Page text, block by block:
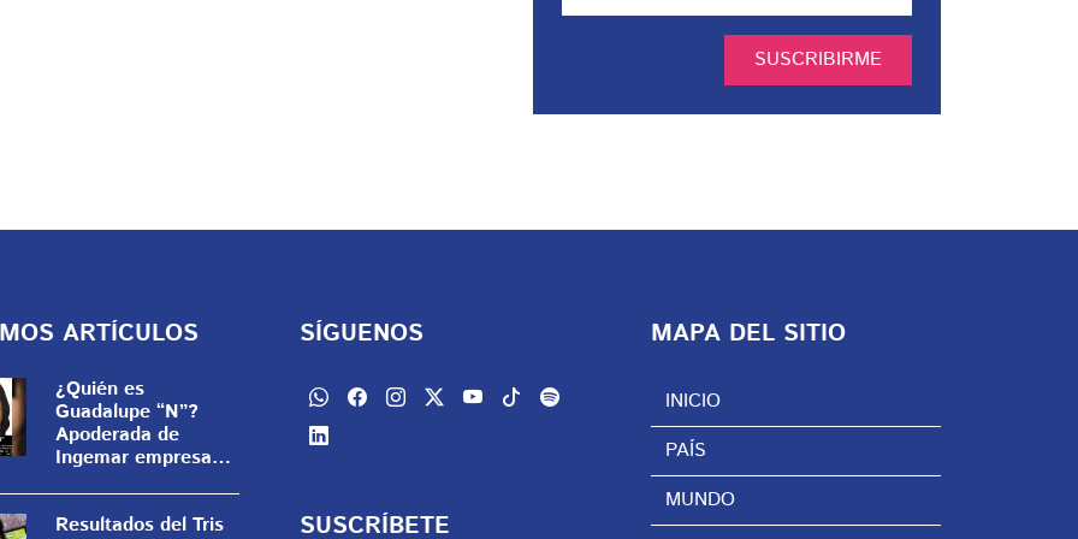
SUSCRIBIRME
ARTÍCULOS
¿Quién es
Guadalupe “N”?
Apoderada de
Ingemar empresada
fiscal
Resultados del Tris
SÍGUENOS
SUSCRÍBETE
MAPA DEL SITIO
INICIO
PAÍS
MUNDO